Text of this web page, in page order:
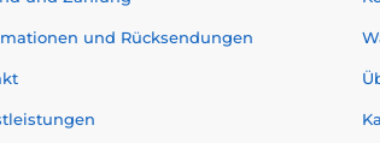
und Rücksendungen